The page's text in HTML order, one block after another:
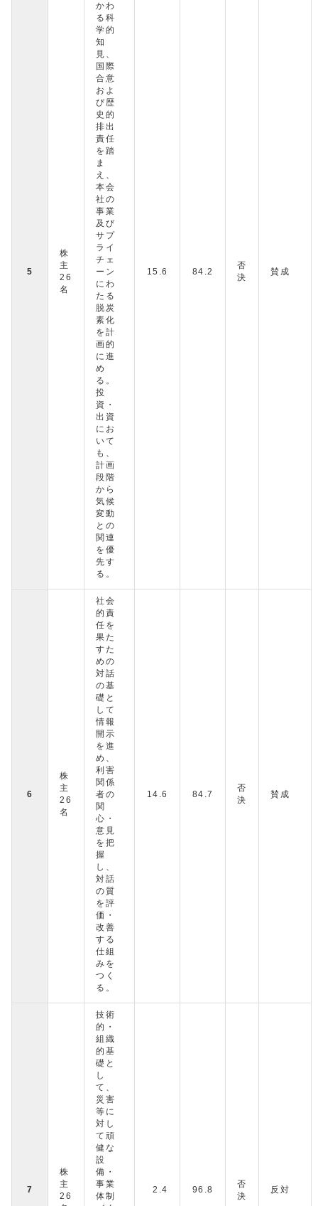
5
株
主
26
名
かわ
る科
学的
知
見、
国際
合意
およ
び歴
史的
排出
責任
を踏
ま
え、
本会
社の
事業
及び
サプ
ライ
チェ
ーン
にわ
たる
脱炭
素化
を計
画的
に進
め
る。
投
資・
出資
にお
いて
も、
計画
段階
から
気候
変動
との
関連
を優
先す
る。
15.6 84.2
否
決
賛成
6
株
主
26
名
社会
的責
任を
果た
すた
めの
対話
の基
礎と
して
情報
開示
を進
め、
利害
関係
者の
関
心・
意見
を把
握
し、
対話
の質
を評
価・
改善
する
仕組
みを
つく
る。
14.6 84.7
否
決
賛成
7
株
主
26
技術
的・
組織
的基
礎と
し
て、
災害
等に
対し
て頑
健な
設
備・
事業
体制
2.4 96.8
否
決
反対